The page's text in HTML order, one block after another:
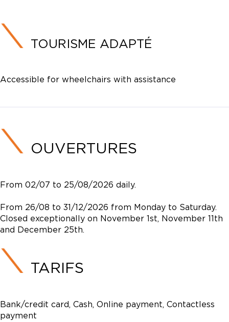
TOURISME ADAPTÉ
Accessible for wheelchairs with assistance
OUVERTURES
From 02/07 to 25/08/2026 daily.
From 26/08 to 31/12/2026 from Monday to Saturday.
Closed exceptionally on November 1st, November 11th
and December 25th.
TARIFS
Bank/credit card, Cash, Online payment, Contactless
payment